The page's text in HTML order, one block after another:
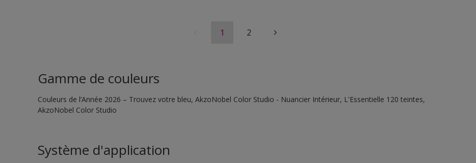
1 2
Gamme de couleurs
Couleurs de l’Année 2026 – Trouvez votre bleu, AkzoNobel Color Studio - Nuancier Intérieur, L'Essentielle 120 teintes,
AkzoNobel Color Studio
Système d'application